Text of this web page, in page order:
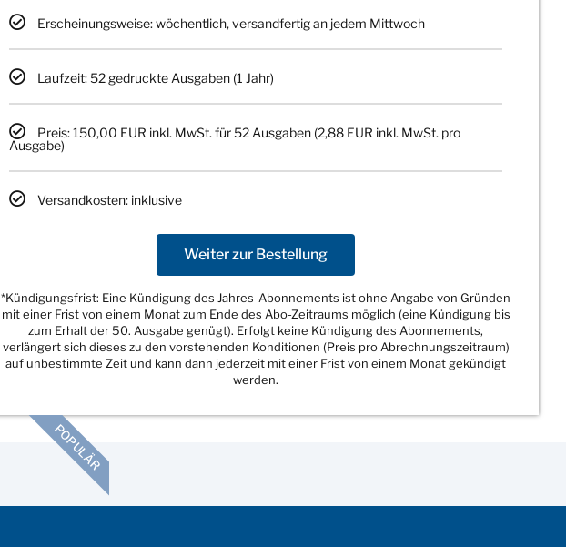
Erscheinungsweise: wöchentlich, versandfertig an jedem Mittwoch
Laufzeit: 52 gedruckte Ausgaben (1 Jahr)
Preis: 150,00 EUR inkl. MwSt. für 52 Ausgaben (2,88 EUR inkl. MwSt. pro
Ausgabe)
Versandkosten: inklusive
Weiter zur Bestellung
*Kündigungsfrist: Eine Kündigung des Jahres-Abonnements ist ohne Angabe von Gründen
mit einer Frist von einem Monat zum Ende des Abo-Zeitraums möglich (eine Kündigung bis
zum Erhalt der 50. Ausgabe genügt). Erfolgt keine Kündigung des Abonnements,
verlängert sich dieses zu den vorstehenden Konditionen (Preis pro Abrechnungszeitraum)
auf unbestimmte Zeit und kann dann jederzeit mit einer Frist von einem Monat gekündigt
werden.
POPULÄR